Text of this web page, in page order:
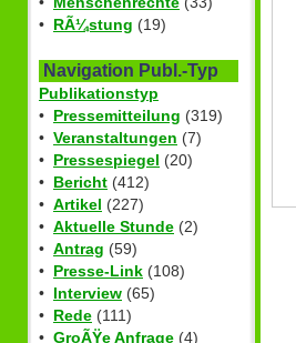
• RÃ¼stung (19)
Navigation Publ.-Typ
Publikationstyp
• Pressemitteilung (319)
• Veranstaltungen (7)
• Pressespiegel (20)
• Bericht (412)
• Artikel (227)
• Aktuelle Stunde (2)
• Antrag (59)
• Presse-Link (108)
• Interview (65)
• Rede (111)
• GroÃŸe Anfrage (4)